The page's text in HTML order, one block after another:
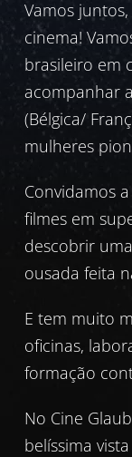
Vamos
cinema!
brasileiro em
acompanhar
(Bélgica/
mulheres
Convidamos
filmes em
descobrir
ousada feita
E tem muito
oficinas,
formação
No Cine
belíssima